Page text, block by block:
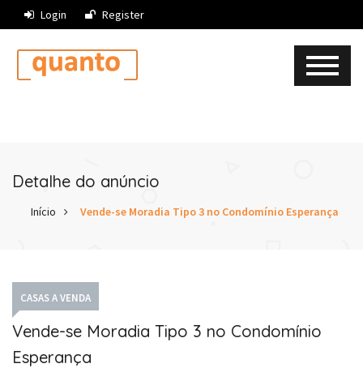
Login Register
Detalhe do anúncio
Início Vende-se Moradia Tipo 3 no Condomínio Esperança
CASAS A VENDA
Vende-se Moradia Tipo 3 no Condomínio
Esperança